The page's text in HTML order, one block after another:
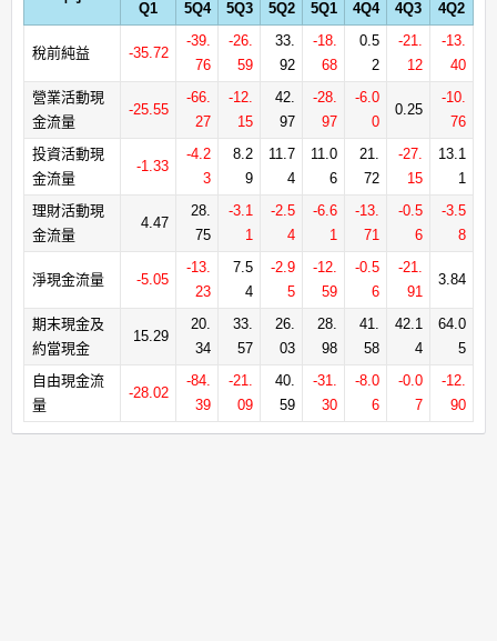
Q1 5Q4 5Q3 5Q2 5Q1 4Q4 4Q3 4Q2
稅前純益 -35.72
-39.
76
-26.
59
33.
92
-18.
68
0.5
2
-21.
12
-13.
40
營業活動現
金流量
-25.55
-66.
27
-12.
15
42.
97
-28.
97
-6.0
0
0.25
-10.
76
投資活動現
金流量
-1.33
-4.2
3
8.2
9
11.7
4
11.0
6
21.
72
-27.
15
13.1
1
理財活動現
金流量
4.47
28.
75
-3.1
1
-2.5
4
-6.6
1
-13.
71
-0.5
6
-3.5
8
淨現金流量 -5.05
-13.
23
7.5
4
-2.9
5
-12.
59
-0.5
6
-21.
91
3.84
期末現金及
約當現金
15.29
20.
34
33.
57
26.
03
28.
98
41.
58
42.1
4
64.0
5
自由現金流
量
-28.02
-84.
39
-21.
09
40.
59
-31.
30
-8.0
6
-0.0
7
-12.
90